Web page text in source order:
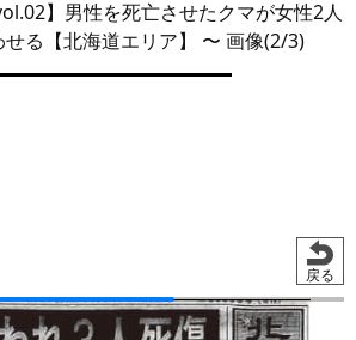
】男性を死亡させたクマが女性2人
る【北海道エリア】 〜 画像(2/3)
戻る